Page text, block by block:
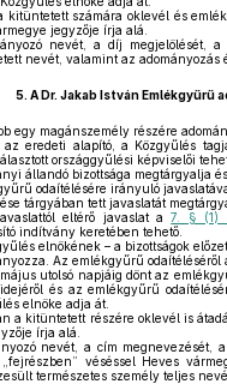
kitüntetett számára oklevél és
jegyzője írja alá.
nevét, a díj megjelölését,
nevét, valamint az adományozás
5. A Dr. Jakab István Emlékgyűrű
egy magánszemély részére
eredeti alapító, a Közgyűlés
országgyűlési képviselői
állandó bizottsága megtárgyalja
odaítélésére irányuló
tárgyában tett javaslatát
eltérő javaslat a7. § (1)
indítvány keretében tehető.
elnökének – a bizottságok
Az emlékgyűrű odaítéléséről
utolsó napjáig dönt az
és az emlékgyűrű
elnöke adja át.
a kitüntetett részére oklevél is
írja alá.
nevét, a cím
véséssel Heves
természetes személy teljes